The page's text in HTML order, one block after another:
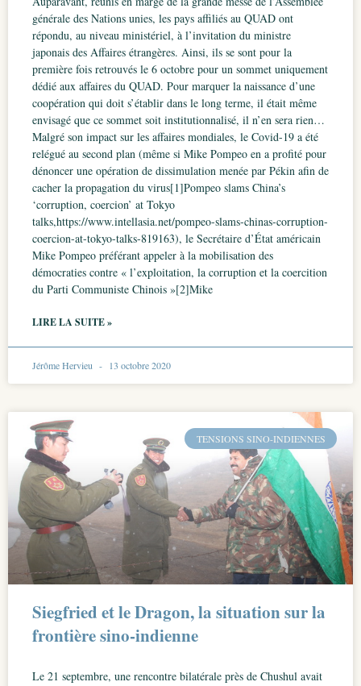
générale des Nations unies, les pays affiliés au QUAD ont
répondu, au niveau ministériel, à l’invitation du ministre
japonais des Affaires étrangères. Ainsi, ils se sont pour la
première fois retrouvés le 6 octobre pour un sommet uniquement
dédié aux affaires du QUAD. Pour marquer la naissance d’une
coopération qui doit s’établir dans le long terme, il était même
envisagé que ce sommet soit institutionnalisé, il n’en sera rien…
Malgré son impact sur les affaires mondiales, le Covid-19 a été
relégué au second plan (même si Mike Pompeo en a profité pour
dénoncer une opération de dissimulation menée par Pékin afin de
cacher la propagation du virus[1]Pompeo slams China’s
‘corruption, coercion’ at Tokyo
talks,https://www.intellasia.net/pompeo-slams-chinas-corruption-
coercion-at-tokyo-talks-819163), le Secrétaire d’État américain
Mike Pompeo préférant appeler à la mobilisation des
démocraties contre « l’exploitation, la corruption et la coercition
du Parti Communiste Chinois »[2]Mike
LIRE LA SUITE »
Jérôme Hervieu 13 octobre 2020
TENSIONS SINO-INDIENNES
Siegfried et le Dragon, la situation sur la
frontière sino-indienne
Le 21 septembre, une rencontre bilatérale près de Chushul avait